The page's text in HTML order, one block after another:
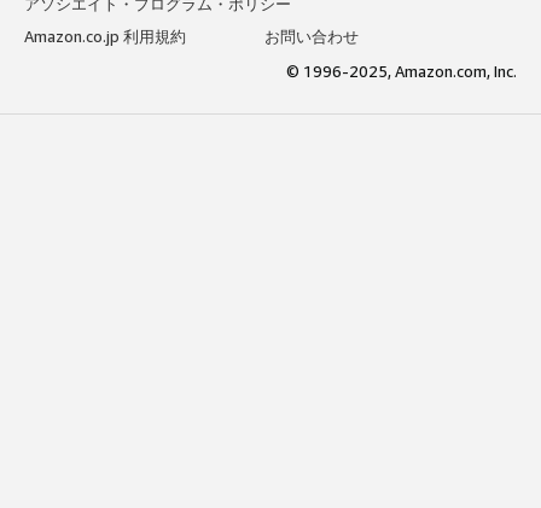
アソシエイト・プログラム・ポリシー
Amazon.co.jp 利用規約
お問い合わせ
© 1996-2025, Amazon.com, Inc.